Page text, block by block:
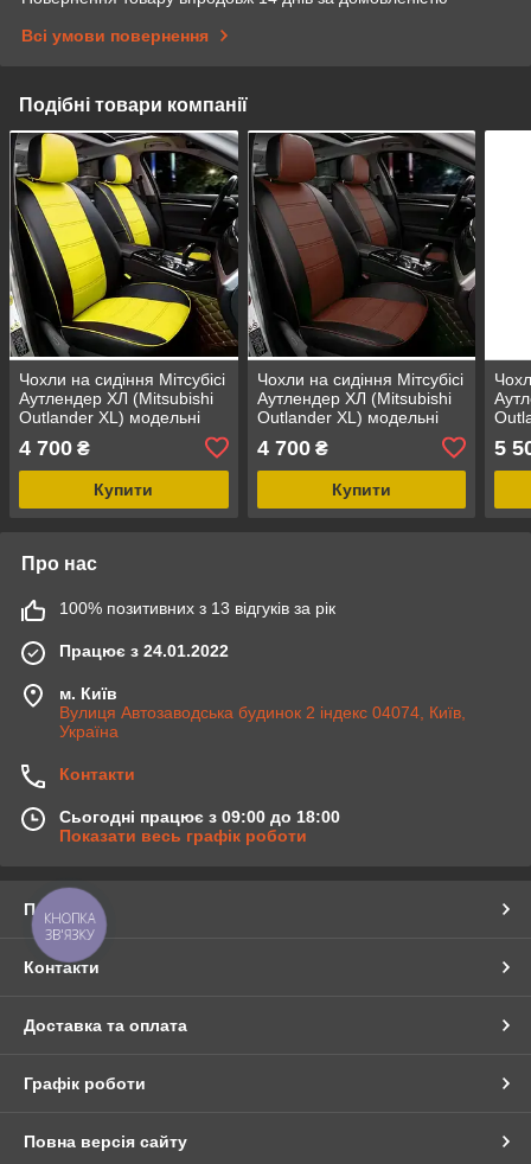
Всі умови повернення
Подібні товари компанії
Чохли на сидіння Мітсубісі
Аутлендер ХЛ (Mitsubishi
Outlander XL) модельні
жовтий
4 700 ₴
Купити
Чохли на сидіння Мітсубісі
Аутлендер ХЛ (Mitsubishi
Outlander XL) модельні
коричневий
4 700₴
Купити
5
Про нас
100% позитивних з 13 відгуків за рік
Працює з 24.01.2022
м. Київ
Вулиця Автозаводська будинок 2 індекс 04074, Київ,
Україна
Контакти
Сьогодні працює з 09:00 до 18:00
Показати весь графік роботи
Про нас
Контакти
Доставка та оплата
Графік роботи
Повна версія сайту
КНОПКА
ЗВ'ЯЗКУ